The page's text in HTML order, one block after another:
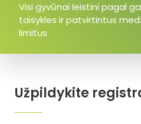
Užpildykite
Visi gyvūnai leistini pagal
taisykles ir patvirtintus
limitus